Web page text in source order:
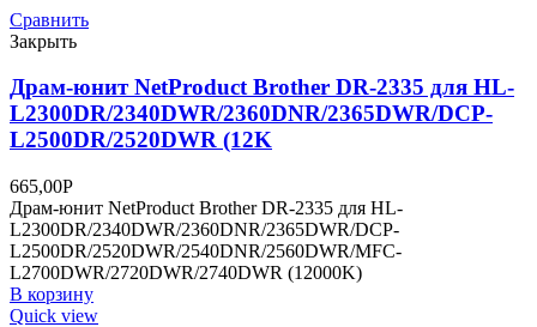
Сравнить
Закрыть
Драм-юнит NetProduct Brother DR-2335 для HL-
L2300DR/2340DWR/2360DNR/2365DWR/DCP-
L2500DR/2520DWR (12K
665,00Р
Драм-юнит NetProduct Brother DR-2335 для HL-
L2300DR/2340DWR/2360DNR/2365DWR/DCP-
L2500DR/2520DWR/2540DNR/2560DWR/MFC-
L2700DWR/2720DWR/2740DWR (12000K)
В корзину
Quick view